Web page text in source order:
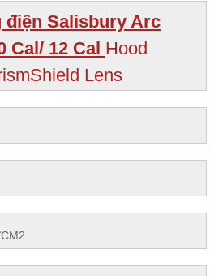
điện Salisbury Arc
Cal/ 12 Cal Hood
Lens